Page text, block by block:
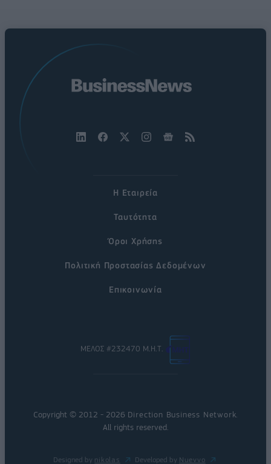
Η Εταιρεία
Ταυτότητα
Όροι Χρήσης
Πολιτική Προστασίας Δεδομένων
Επικοινωνία
ΜΕΛΟΣ #232470 Μ.Η.Τ.
Copyright © 2012 - 2026 Direction Business Network
All rights reserved.
Designed by nikolas Developed by Nuevvo